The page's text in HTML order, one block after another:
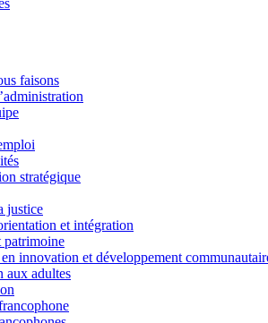
faisons
stratégique
justice
et intégration
patrimoine
innovation et développement
aux adultes